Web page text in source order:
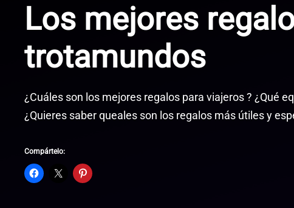
Los mejores
trotamundos
¿Cuáles son los mejores regalos para viajeros ? ¿Qué
¿Quieres saber queales son los regalos más útiles y
Compártelo: